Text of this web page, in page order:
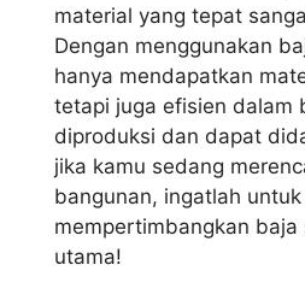
material yang tepat
Dengan menggunakan
hanya mendapatkan
tetapi juga efisien dalam
diproduksi dan dapat
jika kamu sedang
bangunan, ingatlah untuk
mempertimbangkan baja
utama!